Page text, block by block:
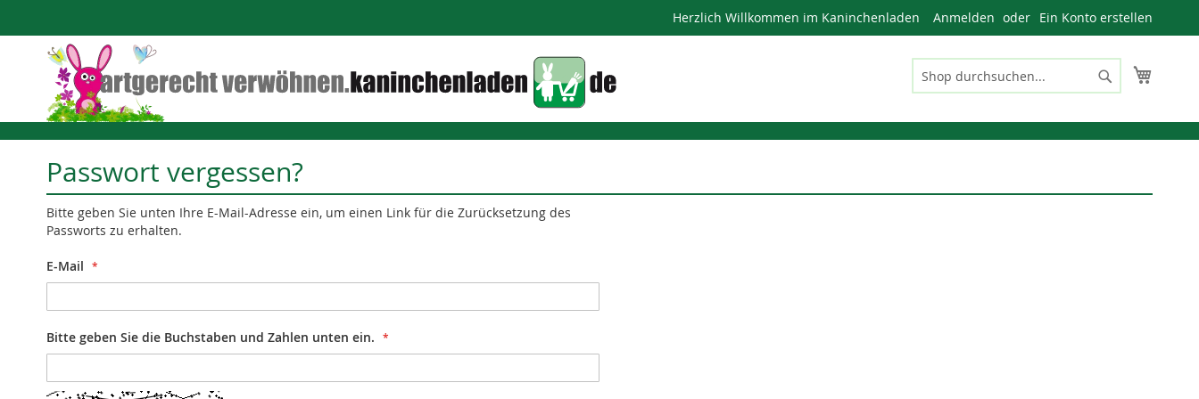
zum
Inhalt
Herzlich Willkommen im Kaninchenladen Anmelden Ein Konto erstellen
Suche
Suche
Passwort vergessen?
Bitte geben Sie unten Ihre E-Mail-Adresse ein, um einen Link für die Zurücksetzung des
Passworts zu erhalten.
E-Mail
Bitte geben Sie die Buchstaben und Zahlen unten ein.